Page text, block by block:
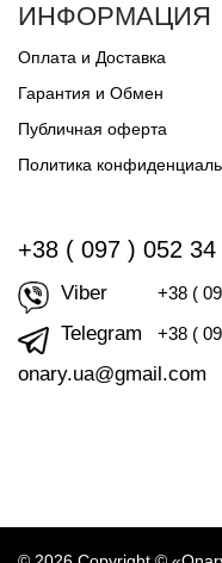
ИНФОРМАЦИЯ
Оплата и Доставка
Гарантия и Обмен
Публичная оферта
Политика
+38 ( 097 ) 052 34
Viber +38 (
Telegram +38 (
onary.ua@gmail.com